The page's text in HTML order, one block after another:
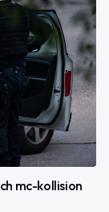
mc-kollision